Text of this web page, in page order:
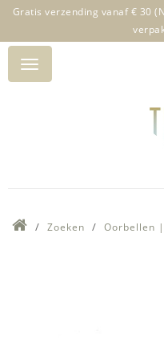
Gratis verzending vanaf € 30
Zoeken Oorbellen